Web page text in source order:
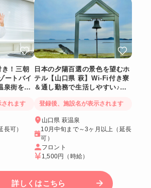
！三朝
ートバイ
泉街をの
されます
可）
日本の夕陽百選の景色を望むホ
テル【山口県 萩】Wi-Fi付き寮
＆通し勤務で生活しやすい♪絶
登録後、施設名が表示されます
山口県 萩温泉
10月中旬まで～3ヶ月以上（延長
可）
フロント
1,500円 （時給）
詳しくはこちら